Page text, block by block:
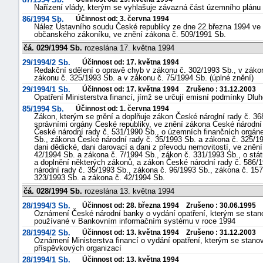
Nařízení vlády, kterým se vyhlašuje závazná část územního
86/1994 Sb.
Účinnost od: 3. června 1994
Nález Ústavního soudu České republiky ze dne 22.března 1994
občanského zákoníku, ve znění zákona č. 509/1991 Sb.
čá. 029/1994 Sb. rozeslána 17. května 1994
29/1994/2 Sb.
Účinnost od: 17. května 1994
Redakční sdělení o opravě chyb v zákonu č. 302/1993 Sb., v
zákonu č. 325/1993 Sb. a v zákonu č. 75/1994 Sb. (úplné znění)
29/1994/1 Sb.
Účinnost od: 17. května 1994 Zrušeno : 31.12.2003
Opatření Ministerstva financí, jímž se určují emisní podmínky
85/1994 Sb.
Účinnost od: 1. června 1994
Zákon, kterým se mění a doplňuje zákon České národní rady č.
správními orgány České republiky, ve znění zákona České
České národní rady č. 531/1990 Sb., o územních finančních
Sb., zákona České národní rady č. 35/1993 Sb. a zákona č. 325/
dani dědické, dani darovací a dani z převodu nemovitostí, ve
42/1994 Sb. a zákona č. 7/1994 Sb., zákon č. 331/1993 Sb., o
a doplnění některých zákonů, a zákon České národní rady č.
národní rady č. 35/1993 Sb., zákona č. 96/1993 Sb., zákona č.
323/1993 Sb. a zákona č. 42/1994 Sb.
čá. 028/1994 Sb. rozeslána 13. května 1994
28/1994/3 Sb.
Účinnost od: 28. března 1994 Zrušeno : 30.06.1995
Oznámení České národní banky o vydání opatření, kterým se
používané v Bankovním informačním systému v roce 1994
28/1994/2 Sb.
Účinnost od: 13. května 1994 Zrušeno : 31.12.2003
Oznámení Ministerstva financí o vydání opatření, kterým se
příspěvkových organizací
28/1994/1 Sb.
Účinnost od: 13. května 1994